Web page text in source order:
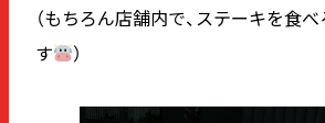
（もちろん店舗内で、ステーキを食
す
）